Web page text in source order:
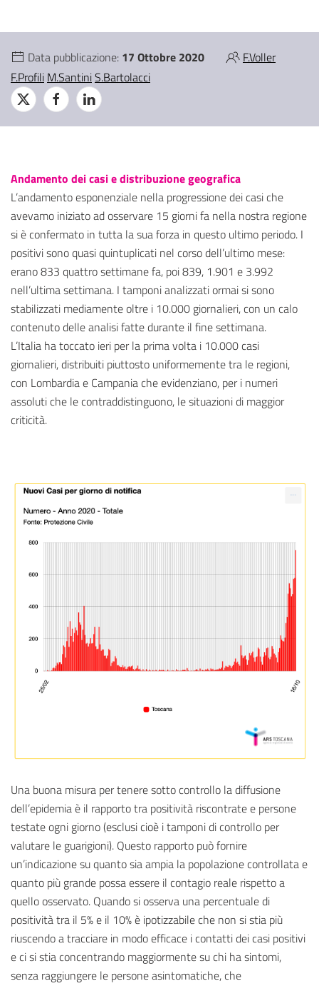
Data pubblicazione: 17 Ottobre 2020
F.Voller
F.Profili M.SantiniS.Bartolacci
Andamento dei casi e distribuzione geografica
L’andamento esponenziale nella progressione dei casi che
avevamo iniziato ad osservare 15 giorni fa nella nostra regione
si è confermato in tutta la sua forza in questo ultimo periodo. I
positivi sono quasi quintuplicati nel corso dell’ultimo mese:
erano 833 quattro settimane fa, poi 839, 1.901 e 3.992
nell’ultima settimana. I tamponi analizzati ormai si sono
stabilizzati mediamente oltre i 10.000 giornalieri, con un calo
contenuto delle analisi fatte durante il fine settimana.
L’Italia ha toccato ieri per la prima volta i 10.000 casi
giornalieri, distribuiti piuttosto uniformemente tra le regioni,
con Lombardia e Campania che evidenziano, per i numeri
assoluti che le contraddistinguono, le situazioni di maggior
criticità.
Una buona misura per tenere sotto controllo la diffusione
dell’epidemia è il rapporto tra positività riscontrate e persone
testate ogni giorno (esclusi cioè i tamponi di controllo per
valutare le guarigioni). Questo rapporto può fornire
un’indicazione su quanto sia ampia la popolazione controllata e
quanto più grande possa essere il contagio reale rispetto a
quello osservato. Quando si osserva una percentuale di
positività tra il 5% e il 10% è ipotizzabile che non si stia più
riuscendo a tracciare in modo efficace i contatti dei casi positivi
e ci si stia concentrando maggiormente su chi ha sintomi,
senza raggiungere le persone asintomatiche, che